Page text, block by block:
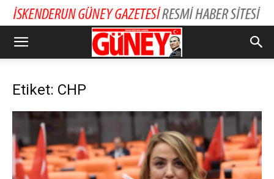
Etiket: CHP